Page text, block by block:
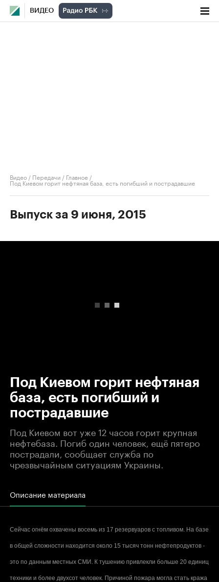
ВИДЕО
Видео / Передачи / Главное /
Под Киевом горит нефтяная база, есть погибший и пострадавшие
Выпуск за 9 июня, 2015
Под Киевом горит нефтяная
база, есть погибший и
пострадавшие
Под Киевом вот уже 12 часов горит крупная
нефтебаза. Погиб один человек, ещё пятеро
пострадали, сообщает служба по
чрезвычайным ситуациям Украины.
Описание материала
Сейчас огнём охвачены восемь из 17 резервуаров с топливом. На базе
в общей сложности находится около 15 тысяч тонн нефтепродуктов -
это по данным местных СМИ. К тушению привлекли больше 20 единиц
техники и более двухсот человек. Причиной пожара могла стать кража